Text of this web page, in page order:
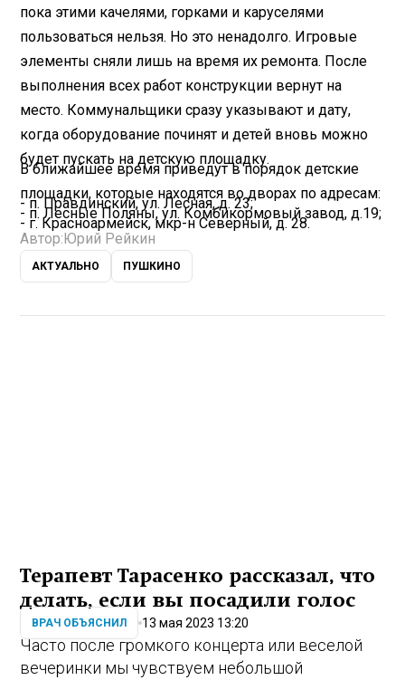
пока этими качелями, горками и каруселями
пользоваться нельзя. Но это ненадолго. Игровые
элементы сняли лишь на время их ремонта. После
выполнения всех работ конструкции вернут на
место. Коммунальщики сразу указывают и дату,
когда оборудование починят и детей вновь можно
будет пускать на детскую площадку.
В ближайшее время приведут в порядок детские
площадки, которые находятся во дворах по адресам:
- п. Правдинский, ул. Лесная, д. 23;
- п. Лесные Поляны, ул. Комбикормовый завод, д.19;
- г. Красноармейск, мкр-н Северный, д. 28.
Автор: Юрий Рейкин
АКТУАЛЬНО ПУШКИНО
Терапевт Тарасенко рассказал, что
делать, если вы посадили голос
ВРАЧ ОБЪЯСНИЛ 13 мая 2023 13:20
Часто после громкого концерта или веселой
вечеринки мы чувствуем небольшой